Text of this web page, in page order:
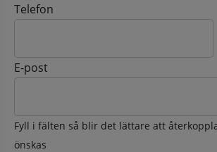
Telefon
E-post
Fyll i fälten så blir det lättare att
önskas